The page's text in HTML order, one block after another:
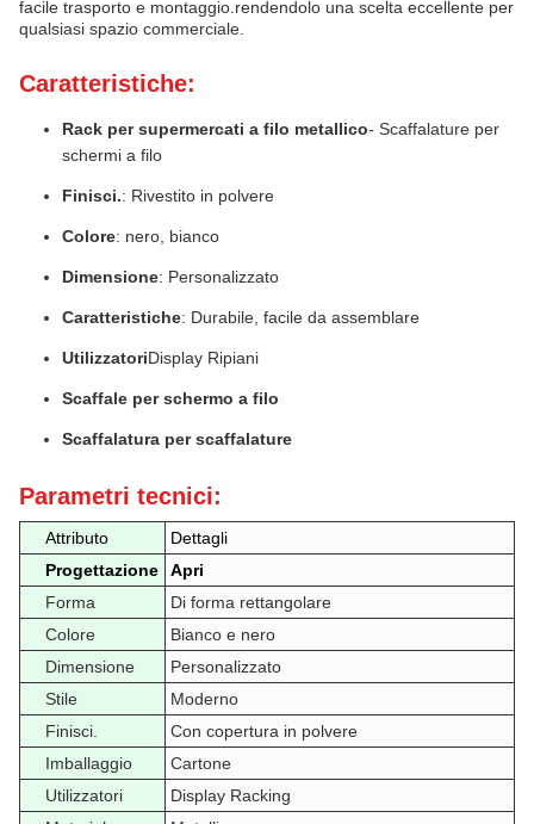
facile trasporto e montaggio.rendendolo una scelta eccellente per
qualsiasi spazio commerciale.
Caratteristiche:
Rack per supermercati a filo metallico- Scaffalature per
schermi a filo
Finisci.: Rivestito in polvere
Colore: nero, bianco
Dimensione: Personalizzato
Caratteristiche: Durabile, facile da assemblare
UtilizzatoriDisplay Ripiani
Scaffale per schermo a filo
Scaffalatura per scaffalature
Parametri tecnici:
Attributo
Dettagli
Progettazione
Apri
Forma
Di forma rettangolare
Colore
Bianco e nero
Dimensione
Personalizzato
Stile
Moderno
Finisci.
Con copertura in polvere
Imballaggio
Cartone
Utilizzatori
Display Racking